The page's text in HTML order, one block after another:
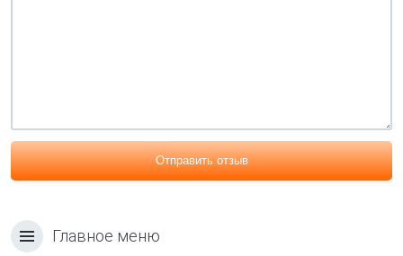
Отправить отзыв
Главное меню